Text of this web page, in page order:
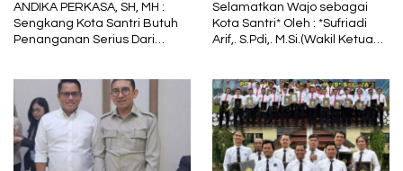
ANDIKA PERKASA, SH, MH :
Sengkang Kota Santri Butuh
Penanganan Serius Dari
Selamatkan Wajo sebagai
Kota Santri* Oleh : *Sufriadi
Arif,. S.Pdi,. M.Si.(Wakil Ketua